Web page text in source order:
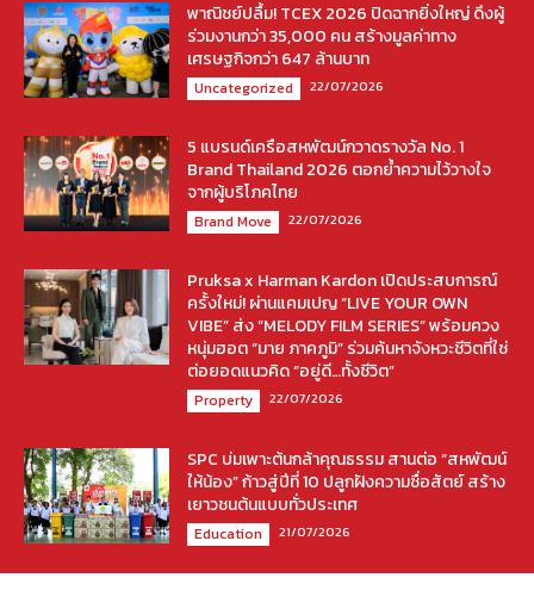
พาณิชย์ปลื้ม! TCEX 2026 ปิดฉากยิ่งใหญ่ ดึงผู้
ร่วมงานกว่า 35,000 คน สร้างมูลค่าทาง
เศรษฐกิจกว่า 647 ล้านบาท
Uncategorized 22/07/2026
5 แบรนด์เครือสหพัฒน์กวาดรางวัล No. 1
Brand Thailand 2026 ตอกย้ำความไว้วางใจ
จากผู้บริโภคไทย
Brand Move 22/07/2026
Pruksa x Harman Kardon เปิดประสบการณ์
ครั้งใหม่! ผ่านแคมเปญ “LIVE YOUR OWN
VIBE” ส่ง “MELODY FILM SERIES” พร้อมควง
หนุ่มฮอต “มาย ภาคภูมิ” ร่วมค้นหาจังหวะชีวิตที่ใช่
ต่อยอดแนวคิด “อยู่ดี…ทั้งชีวิต”
Property 22/07/2026
SPC บ่มเพาะต้นกล้าคุณธรรม สานต่อ “สหพัฒน์
ให้น้อง” ก้าวสู่ปีที่ 10 ปลูกฝังความซื่อสัตย์ สร้าง
เยาวชนต้นแบบทั่วประเทศ
Education 21/07/2026